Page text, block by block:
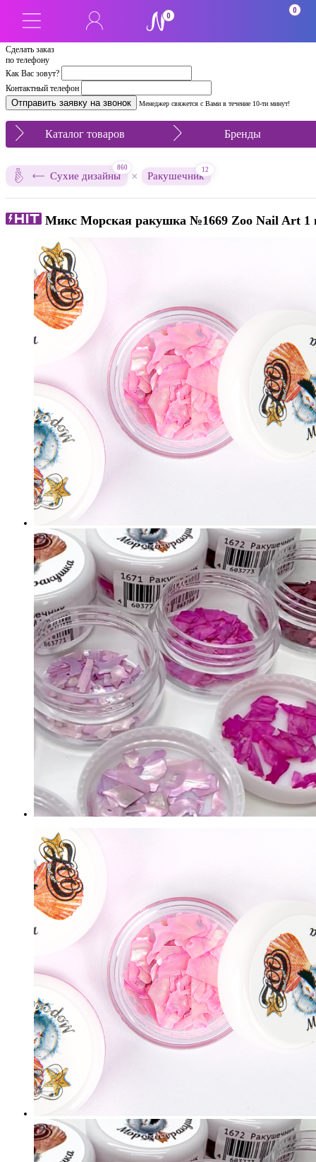
Сделать заказ
по телефону
Как Вас зовут?
Контактный телефон
Менеджер свяжется с Вами в течение 10-ти минут!
0
0
Каталог товаров Бренды
Сухие дизайны
860
× Ракушечник
12
Микс Морская ракушка №1669 Zoo Nail Art 1